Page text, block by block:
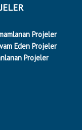
Projeler
Eden Projeler
Projeler